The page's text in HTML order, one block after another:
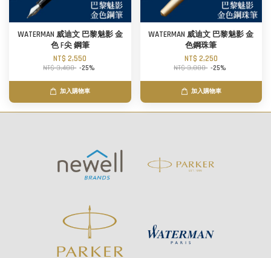
WATERMAN 威迪文 巴黎魅影 金
色 F尖 鋼筆
NT$ 2,550
NT$ 3,400 -25%
加入購物車
WATERMAN 威迪文 巴黎魅影 金
色鋼珠筆
NT$ 2,250
NT$ 3,000 -25%
加入購物車